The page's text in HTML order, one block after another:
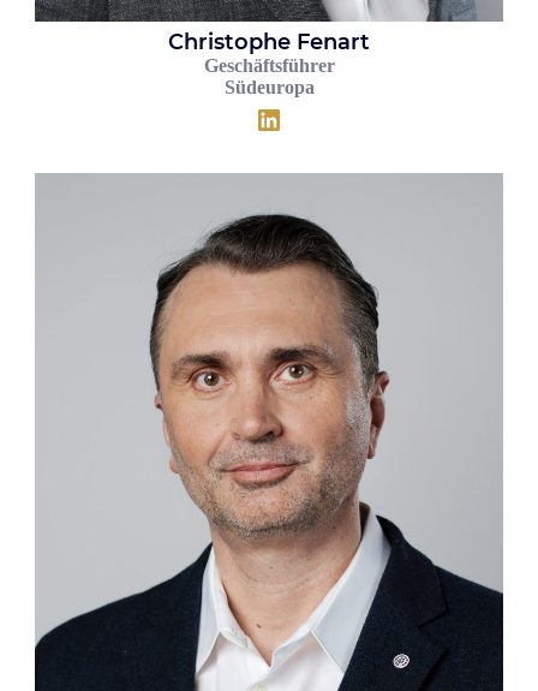
Christophe Fenart
Geschäftsführer
Südeuropa
LinkedIn